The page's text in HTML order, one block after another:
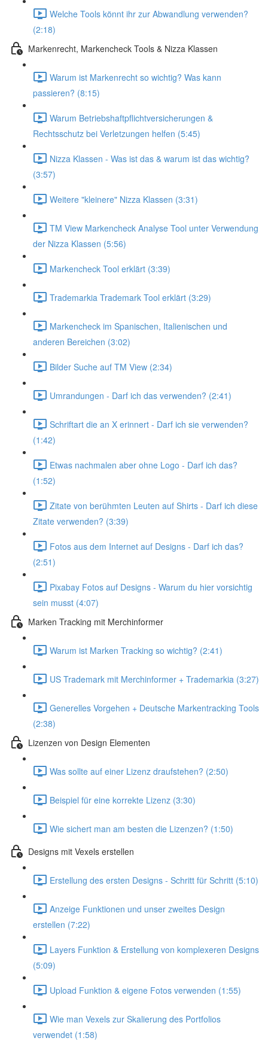
Welche Tools könnt ihr zur Abwandlung verwenden?
(2:18)
Markenrecht, Markencheck Tools & Nizza Klassen
Warum ist Markenrecht so wichtig? Was kann
passieren? (8:15)
Warum Betriebshaftpflichtversicherungen &
Rechtsschutz bei Verletzungen helfen (5:45)
Nizza Klassen - Was ist das & warum ist das wichtig?
(3:57)
Weitere "kleinere" Nizza Klassen (3:31)
TM View Markencheck Analyse Tool unter Verwendung
der Nizza Klassen (5:56)
Markencheck Tool erklärt (3:39)
Trademarkia Trademark Tool erklärt (3:29)
Markencheck im Spanischen, Italienischen und
anderen Bereichen (3:02)
Bilder Suche auf TM View (2:34)
Umrandungen - Darf ich das verwenden? (2:41)
Schriftart die an X erinnert - Darf ich sie verwenden?
(1:42)
Etwas nachmalen aber ohne Logo - Darf ich das?
(1:52)
Zitate von berühmten Leuten auf Shirts - Darf ich diese
Zitate verwenden? (3:39)
Fotos aus dem Internet auf Designs - Darf ich das?
(2:51)
Pixabay Fotos auf Designs - Warum du hier vorsichtig
sein musst (4:07)
Marken Tracking mit Merchinformer
Warum ist Marken Tracking so wichtig? (2:41)
US Trademark mit Merchinformer + Trademarkia (3:27)
Generelles Vorgehen + Deutsche Markentracking Tools
(2:38)
Lizenzen von Design Elementen
Was sollte auf einer Lizenz draufstehen? (2:50)
Beispiel für eine korrekte Lizenz (3:30)
Wie sichert man am besten die Lizenzen? (1:50)
Designs mit Vexels erstellen
Erstellung des ersten Designs - Schritt für Schritt (5:10)
Anzeige Funktionen und unser zweites Design
erstellen (7:22)
Layers Funktion & Erstellung von komplexeren Designs
(5:09)
Upload Funktion & eigene Fotos verwenden (1:55)
Wie man Vexels zur Skalierung des Portfolios
verwendet (1:58)